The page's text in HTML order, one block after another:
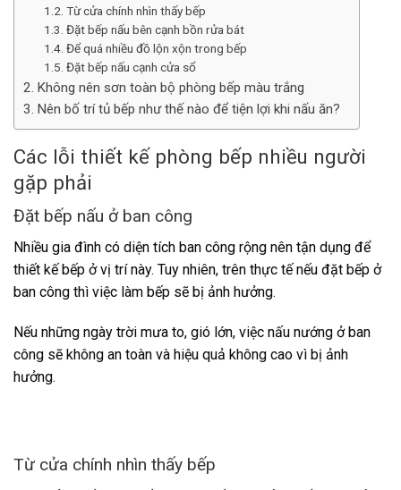
Từ cửa chính nhìn thấy bếp
Đặt bếp nấu bên cạnh bồn rửa bát
Để quá nhiều đồ lộn xộn trong bếp
Đặt bếp nấu cạnh cửa sổ
Không nên sơn toàn bộ phòng bếp màu trắng
Nên bố trí tủ bếp như thế nào để tiện lợi khi nấu ăn?
Các lỗi thiết kế phòng bếp nhiều người
gặp phải
Đặt bếp nấu ở ban công
Nhiều gia đình có diện tích ban công rộng nên tận dụng để
thiết kế bếp ở vị trí này. Tuy nhiên, trên thực tế nếu đặt bếp ở
ban công thì việc làm bếp sẽ bị ảnh hưởng.
Nếu những ngày trời mưa to, gió lớn, việc nấu nướng ở ban
công sẽ không an toàn và hiệu quả không cao vì bị ảnh
hưởng.
Từ cửa chính nhìn thấy bếp